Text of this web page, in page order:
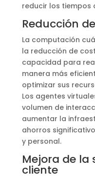
reducir los tiempos
Reducción
La computación
la reducción de
capacidad para
manera más
optimizar sus
Los agentes
volumen de
aumentar la
ahorros
y personal.
Mejora de la
cliente